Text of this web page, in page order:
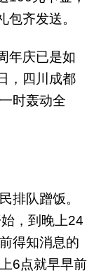
齐发送。
年庆已是如
，四川成都
时轰动全
排队蹭饭。
，到晚上24
得知消息的
6点就早早前